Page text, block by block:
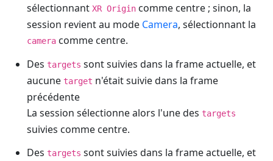
sélectionnant XR Origin comme centre ; sinon, la
session revient au mode Camera, sélectionnant la
camera comme centre.
Des targets sont suivies dans la frame actuelle, et
aucune target n'était suivie dans la frame
précédente
La session sélectionne alors l'une des targets
suivies comme centre.
Des targets sont suivies dans la frame actuelle, et